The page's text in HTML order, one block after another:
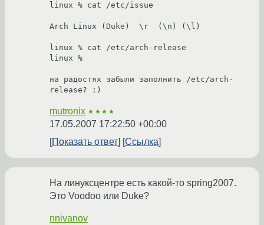
linux % cat /etc/issue
Arch Linux (Duke)  \r  (\n) (\l)
linux % cat /etc/arch-release
linux %
на радостях забыли заполнить /etc/arch-
release? :)
mutronix ★★★★
17.05.2007 17:22:50 +00:00
Показать ответ
Ссылка
На линуксцентре есть какой-то spring2007.
Это Voodoo или Duke?
nnivanov